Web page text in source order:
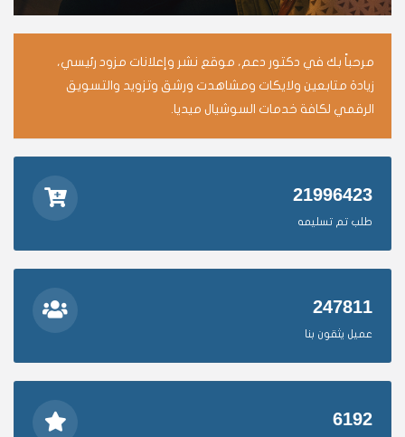
مرحباً بك في دكتور دعم، موقع نشر وإعلانات مزود رئيسي،
زيادة متابعين ولايكات ومشاهدت ورشق وتزويد والتسويق
الرقمي لكافة خدمات السوشيال ميديا.
21996423
طلب تم تسليمه
247811
عميل يثقون بنا
6192